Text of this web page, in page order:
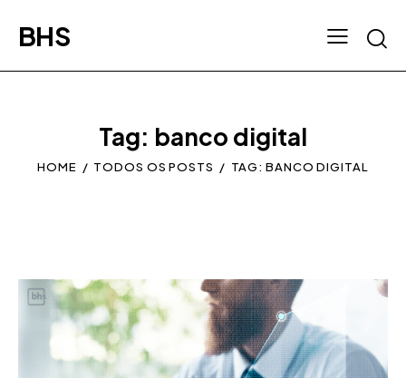
BHS
Tag: banco digital
HOME TODOS OS POSTS TAG: BANCO DIGITAL